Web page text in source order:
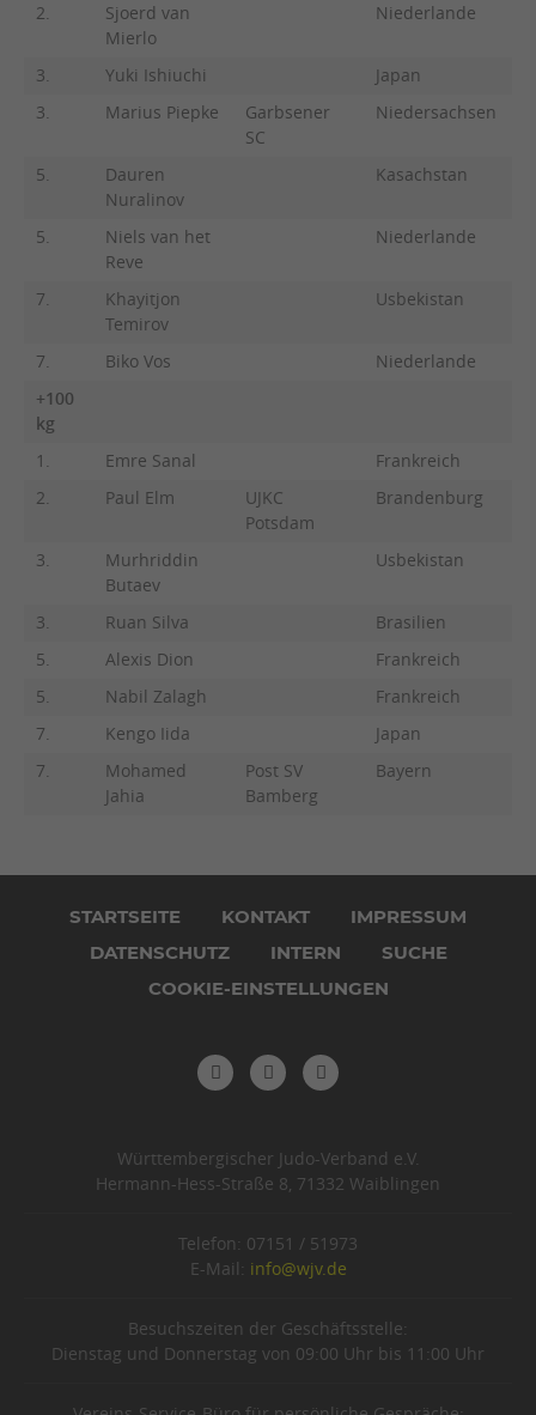
2.
Sjoerd van
Mierlo
Niederlande
3. Yuki Ishiuchi
Japan
3.
Marius Piepke
Garbsener
SC
Niedersachsen
5.
Dauren
Nuralinov
Kasachstan
5.
Niels van het
Reve
Niederlande
7.
Khayitjon
Temirov
Usbekistan
7. Biko Vos
Niederlande
+100
kg
1.
Emre Sanal
Frankreich
2.
Paul Elm
UJKC
Potsdam
Brandenburg
3.
Murhriddin
Butaev
Usbekistan
3. Ruan Silva
Brasilien
5.
Alexis Dion
Frankreich
5.
Nabil Zalagh
Frankreich
7.
Kengo Iida
Japan
7.
Mohamed
Jahia
Post SV
Bamberg
Bayern
überspringen
STARTSEITE KONTAKT
IMPRESSUM
DATENSCHUTZ
INTERN
SUCHE
COOKIE-EINSTELLUNGEN
Württembergischer Judo-Verband e.V.
Hermann-Hess-Straße 8, 71332 Waiblingen
Telefon: 07151 / 51973
E-Mail: info@wjv.de
Besuchszeiten der Geschäftsstelle:
Dienstag und Donnerstag von 09:00 Uhr bis 11:00 Uhr